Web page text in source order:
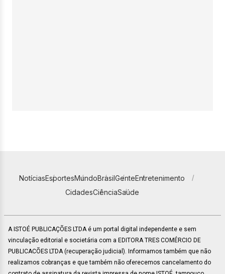
NotíciasEsportesMundoBrasilGenteEntretenimento
CidadesCiênciaSaúde
A ISTOÉ PUBLICAÇÕES LTDA é um portal digital independente e sem
vinculação editorial e societária com a EDITORA TRES COMÉRCIO DE
PUBLICACÕES LTDA (recuperação judicial). Informamos também que não
realizamos cobranças e que também não oferecemos cancelamento do